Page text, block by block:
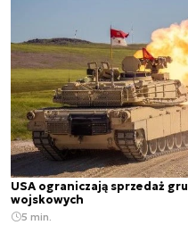
USA ograniczają sprzedaż
wojskowych
5 min.